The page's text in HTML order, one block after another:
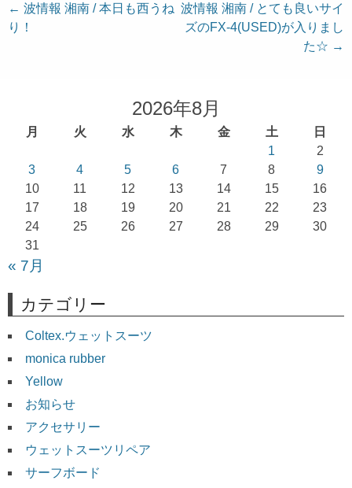
投
稿
← 波情報 湘南 / 本日も西うね
り！
波情報 湘南 / とても良いサイ
ズのFX-4(USED)が入りまし
た☆ →
2026年8月
月 火 水 木 金 土
日
1
2
3
4 5 6 7 8
9
10
11 12 13 14 15
16
17
18 19 20 21 22
23
24
25 26 27 28 29
30
31
« 7月
カテゴリー
Coltex.ウェットスーツ
monica rubber
Yellow
お知らせ
アクセサリー
ウェットスーツリペア
サーフボード